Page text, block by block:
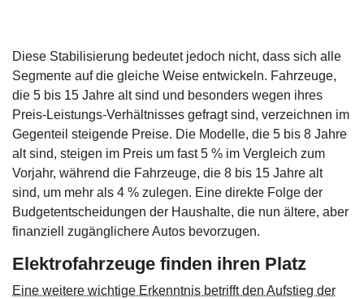
Diese Stabilisierung bedeutet jedoch nicht, dass sich alle
Segmente auf die gleiche Weise entwickeln. Fahrzeuge,
die 5 bis 15 Jahre alt sind und besonders wegen ihres
Preis-Leistungs-Verhältnisses gefragt sind, verzeichnen im
Gegenteil steigende Preise. Die Modelle, die 5 bis 8 Jahre
alt sind, steigen im Preis um fast 5 % im Vergleich zum
Vorjahr, während die Fahrzeuge, die 8 bis 15 Jahre alt
sind, um mehr als 4 % zulegen. Eine direkte Folge der
Budgetentscheidungen der Haushalte, die nun ältere, aber
finanziell zugänglichere Autos bevorzugen.
Elektrofahrzeuge finden ihren Platz
Eine weitere wichtige Erkenntnis betrifft den Aufstieg der